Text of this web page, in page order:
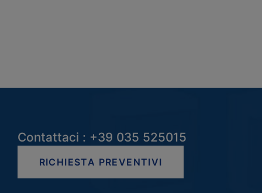
Contattaci : +39 035 525015
RICHIESTA PREVENTIVI